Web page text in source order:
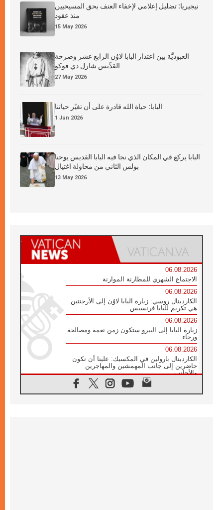
نيجيريا: تضليل إعلامي لإخفاء العنف بحق المسيحيين
منذ عقود
15 May 2026
العبوديَّة بين اعتذار البابا لاوُن الرابع عشر وصرخة
القدِّيس شارل دي فوكو
27 May 2026
البابا: حياة الله قادرة على أن تغيّر حياتنا
1 Jun 2026
البابا يركع في المكان الذي نجا فيه البابا القديس يوحنا
بولس الثاني من محاولة اغتيال
13 May 2026
06.08.2026
الاجتماع الشهري للمطارنة الموارنة
06.08.2026
الكاردينال روسي: زيارة البابا لاوُن إلى الأرجنتين
هي تكريم للبابا فرنسيس
06.08.2026
زيارة البابا إلى البيرو ستكون زمن نعمة ومصالحة
ورجاء
06.08.2026
الكاردينال بارولين في المكسيك: علينا أن نكون
حاضرين إلى جانب المهمشين والمهاجرين
والأجانب
البابا لاوُن الرابع عشر للشباب في أسيزي: